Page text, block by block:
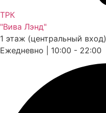
ТРК
"Вива Лэнд"
1 этаж (центральный вход)
Ежедневно | 10:00 - 22:00